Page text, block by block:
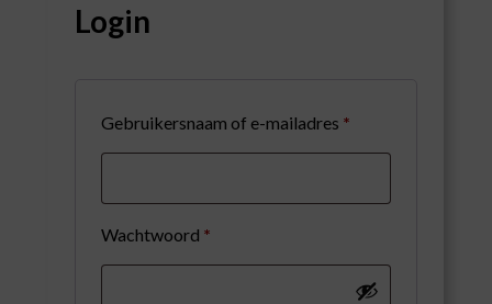
Login
Gebruikersnaam of e-mailadres *
Wachtwoord *